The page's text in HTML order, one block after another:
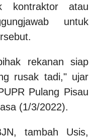
kontraktor atau
untuk
rekanan siap
rusak tadi," ujar
Pulang Pisau
(1/3/2022).
tambah Usis,